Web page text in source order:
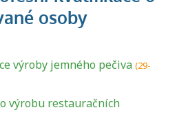
výroby jemného pečiva (29-
výrobu restauračních